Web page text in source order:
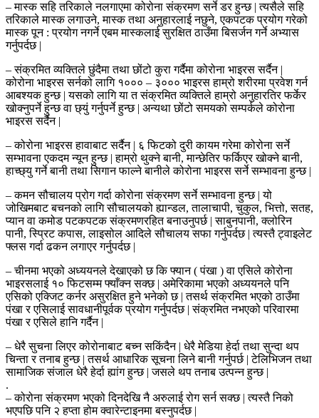
– मास्क सहि तरिकाले नलगाएमा कोरोना संक्रमण सर्ने डर हुन्छ | त्यसैले सहि
तरिकाले मास्क लगाउने, मास्क तथा अनुहारलाई नछुने, एकपटक प्रयोग गरेको
मास्क पून : प्रयोग नगर्ने एबम मास्कलाई सुरक्षित ठाउँमा बिसर्जन गर्ने अभ्यास
गर्नुपर्दछ |
– संक्रमित व्यक्तिले छुंदैमा तथा छोंटो कुरा गर्दैमा कोरोना भाइरस सर्दैन |
कोरोना भाइरस सर्नको लागि १००० – ३००० भाइरस हाम्रो शरीरमा प्रवेश गर्न
आबश्यक हुन्छ | यसको लागि या त संक्रमित व्यक्तिले हाम्रो अनुहारतिर फर्केर
खोक्नुपर्ने हुन्छ वा छ्युं गर्नुपर्ने हुन्छ | अन्यथा छोंटो समयको सम्पर्कले कोरोना
भाइरस सर्दैन |
– कोरोना भाइरस हावाबाट सर्दैन | ६ फिटको दुरी कायम गरेमा कोरोना सर्ने
सम्भावना एकदम न्यून हुन्छ | हाम्रो थुक्ने बानी, मान्छेतिर फर्किएर खोक्ने बानी,
हाच्छ्यु गर्ने बानी तथा सिगान फाल्ने बानीले कोरोना भाइरस सर्ने सम्भावना हुन्छ |
– कमन सौचालय प्रोग गर्दा कोरोना संक्रमण सर्ने सम्भावना हुन्छ | यो
जोखिमबाट बचनको लागि सौचालयको ह्यान्डल, तालाचापी, चुकुल, भित्तो, सतह,
प्यान वा कमोड पटकपटक संक्रमणरहित बनाउनुपर्छ | साबुनपानी, क्लोरिन
पानी, स्प्रिट कपास, लाइसोल आदिले सौचालय सफा गर्नुपर्दछ | त्यस्तै ट्वाइलेट
फ्लस गर्दा ढकन लगाएर गर्नुपर्दछ |
– चीनमा भएको अध्ययनले देखाएको छ कि फ्यान ( पंखा ) वा एसिले कोरोना
भाइरसलाई १० फिटसम्म फ्याँक्न सक्छ | अमेरिकामा भएको अध्ययनले पनि
एसिको एक्जिट कर्नर असुरक्षित हुने भनेको छ | तसर्थ संक्रमित भएको ठाउँमा
पंखा र एसिलाई सावधानीपूर्वक प्रयोग गर्नुपर्दछ | संक्रमित नभएको परिवारमा
पंखा र एसिले हानि गर्दैन |
– धेरै सुचना लिएर कोरोनाबाट बच्न सकिंदैन | धेरै मेडिया हेर्दा तथा सुन्दा थप
चिन्ता र तनाब हुन्छ | तसर्थ आधारिक सूचना लिने बानी गर्नुपर्छ | टेलिभिजन तथा
सामाजिक संजाल धेरै हेर्दा ह्यांग हुन्छ | जसले थप तनाब उत्पन्न हुन्छ |
.
– कोरोना संक्रमण भएको दिनदेखि नै अरुलाई रोग सर्न सक्छ | त्यस्तै निको
भएपछि पनि २ हप्ता होम क्वारेन्टाइनमा बस्नुपर्दछ |